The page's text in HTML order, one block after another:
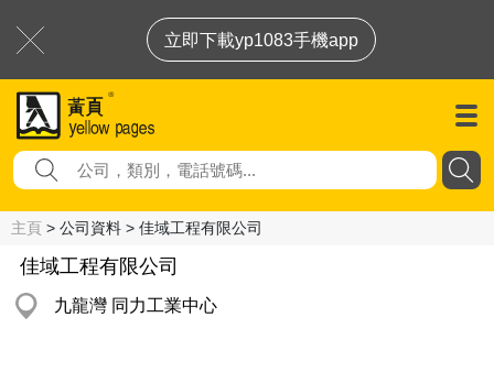
立即下載yp1083手機app
主頁 > 公司資料 > 佳域工程有限公司
佳域工程有限公司
九龍灣 同力工業中心